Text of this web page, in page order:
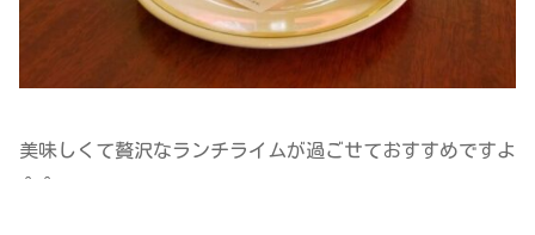
美味しくて贅沢なランチライムが過ごせておすすめですよ